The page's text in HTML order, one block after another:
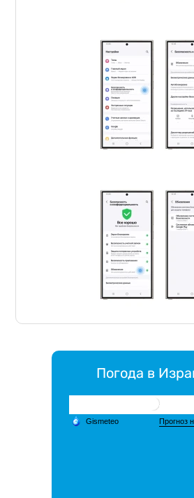
Погода в